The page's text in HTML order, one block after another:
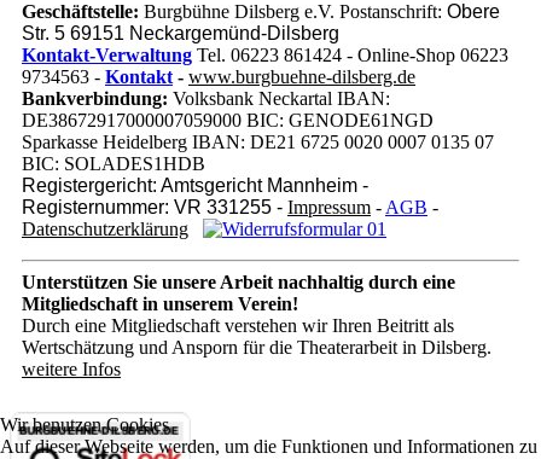
Geschäftstelle: Burgbühne Dilsberg e.V. Postanschrift: Obere
Str. 5 69151 Neckargemünd-Dilsberg
Kontakt-Verwaltung Tel. 06223 861424 - Online-Shop 06223
9734563 - Kontakt - www.burgbuehne-dilsberg.de
Bankverbindung: Volksbank Neckartal IBAN:
DE38672917000007059000 BIC: GENODE61NGD
Sparkasse Heidelberg IBAN: DE21 6725 0020 0007 0135 07
BIC: SOLADES1HDB
Registergericht: Amtsgericht Mannheim -
Registernummer: VR 331255 - Impressum - AGB -
Datenschutzerklärung
Unterstützen Sie unsere Arbeit nachhaltig durch eine
Mitgliedschaft in unserem Verein!
Durch eine Mitgliedschaft verstehen wir Ihren Beitritt als
Wertschätzung und Ansporn für die Theaterarbeit in Dilsberg.
weitere Infos
Wir benutzen Cookies
Auf dieser Webseite werden, um die Funktionen und Informationen zu